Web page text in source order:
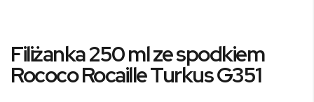
na
początek
galerii
Filiżanka 250 ml ze spodkiem
Rococo Rocaille Turkus G351